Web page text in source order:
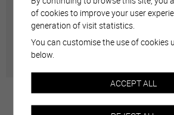
Géolocalisation de tous les points
de Sierre.
of cookies to improve your user
generation of visit statistics.
You can customise the use of cookies
below.
ACCEPT ALL